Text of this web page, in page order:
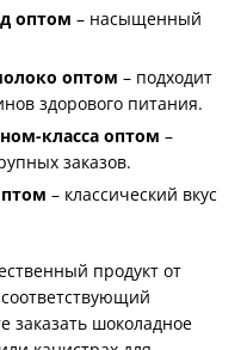
оптом – насыщенный
оптом – подходит
здорового питания.
класса оптом –
заказов.
– классический вкус
продукт от
заказать шоколадное